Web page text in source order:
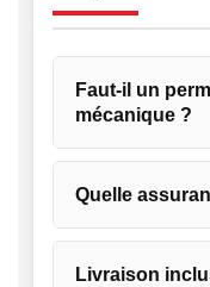
Faut-il un
mécanique ?
Quelle
Livraison